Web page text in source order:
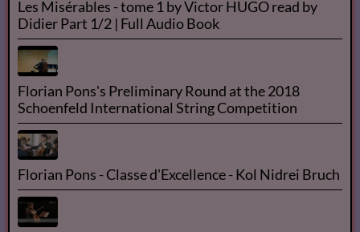
Les Misérables - tome 1 by Victor HUGO read by
Didier Part 1/2 | Full Audio Book
Florian Pons's Preliminary Round at the 2018
Schoenfeld International String Competition
Florian Pons - Classe d'Excellence - Kol Nidrei Bruch